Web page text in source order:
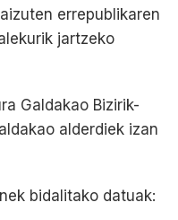
errepublikaren
jartzeko
Galdakao Bizirik-
alderdiek izan
bidalitako datuak: